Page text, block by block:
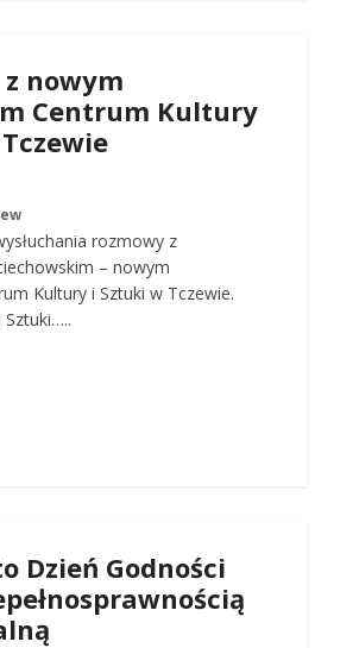
nowym
Centrum Kultury
rozmowy z
– nowym
Kultury i Sztuki w Tczewie.
Dzień Godności